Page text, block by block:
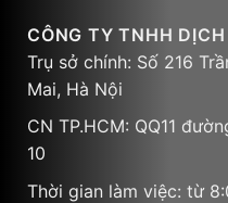
CÔNG TY TNHH
Trụ sở chính: Số 216
Mai, Hà Nội
CN TP.HCM: QQ11
10
Thời gian làm việc: từ